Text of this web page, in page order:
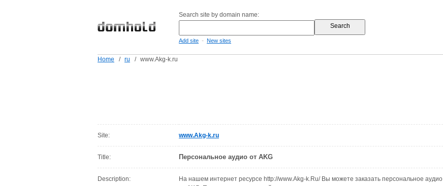
Search site by domain name:
Add site - New sites
Home / ru / www.Akg-k.ru
Site: www.Akg-k.ru
Title: Персональное аудио от AKG
Description:
На нашем интернет ресурсе http://www.Akg-k.Ru/ Вы можете заказать персональное аудио